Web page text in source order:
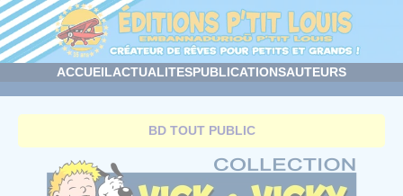
ACCUEILACTUALITESPUBLICATIONSAUTEURS
BD TOUT PUBLIC
Panneau de gestion des cookies